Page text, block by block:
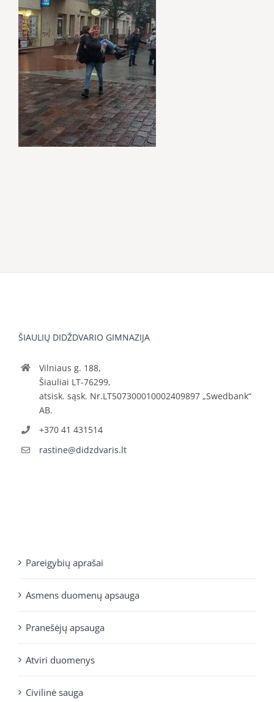
ŠIAULIŲ DIDŽDVARIO GIMNAZIJA
Vilniaus g. 188,
Šiauliai LT-76299,
atsisk. sąsk. Nr.LT507300010002409897 „Swedbank“
AB.
+370 41 431514
rastine@didzdvaris.lt
Pareigybių aprašai
Asmens duomenų apsauga
Pranešėjų apsauga
Atviri duomenys
Civilinė sauga